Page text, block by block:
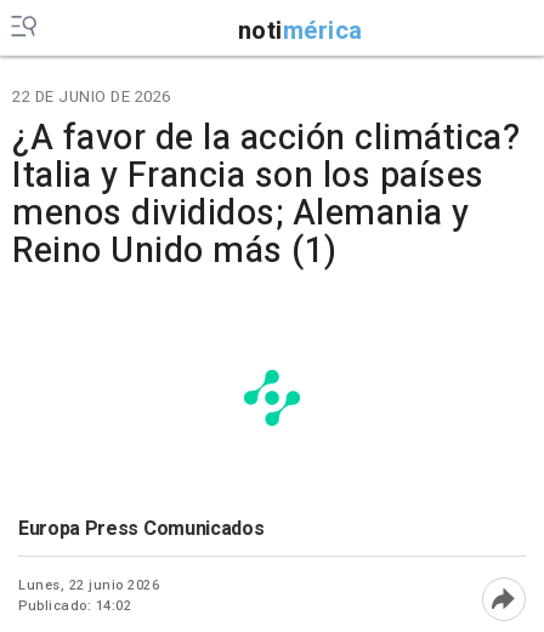
notimérica
22 DE JUNIO DE 2026
¿A favor de la acción climática?
Italia y Francia son los países
menos divididos; Alemania y
Reino Unido más (1)
Europa Press Comunicados
Lunes, 22 junio 2026
Publicado: 14:02